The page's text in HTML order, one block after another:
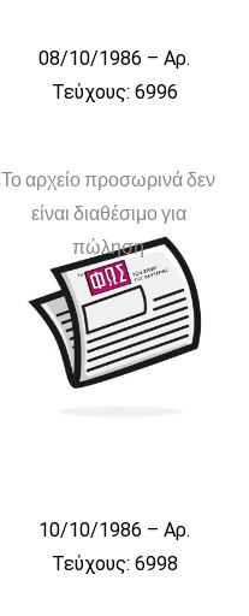
08/10/1986 – Αρ.
Τεύχους: 6996
Το αρχείο προσωρινά δεν
είναι διαθέσιμο για
πώληση
10/10/1986 – Αρ.
Τεύχους: 6998